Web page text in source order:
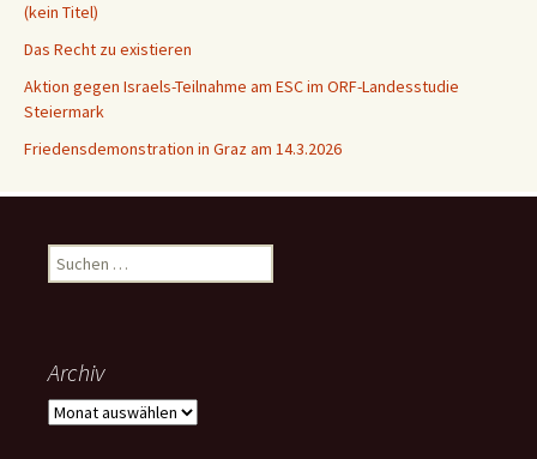
(kein Titel)
Das Recht zu existieren
Aktion gegen Israels-Teilnahme am ESC im ORF-Landesstudie
Steiermark
Friedensdemonstration in Graz am 14.3.2026
Suchen
nach:
Archiv
Archiv